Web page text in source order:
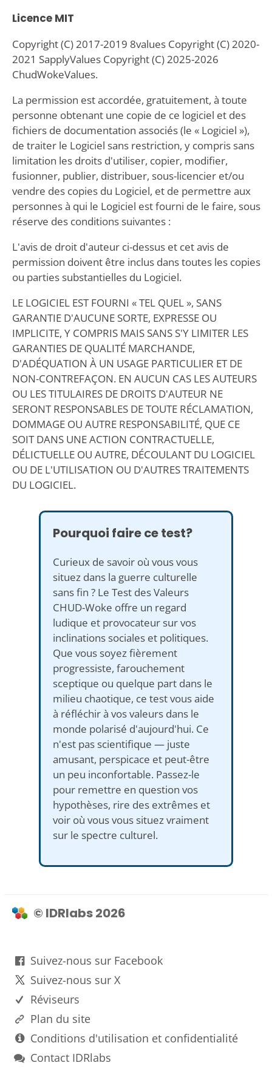
Licence MIT
Copyright (C) 2017-2019 8values Copyright (C) 2020-
2021 SapplyValues Copyright (C) 2025-2026
ChudWokeValues.
La permission est accordée, gratuitement, à toute
personne obtenant une copie de ce logiciel et des
fichiers de documentation associés (le « Logiciel »),
de traiter le Logiciel sans restriction, y compris sans
limitation les droits d'utiliser, copier, modifier,
fusionner, publier, distribuer, sous-licencier et/ou
vendre des copies du Logiciel, et de permettre aux
personnes à qui le Logiciel est fourni de le faire, sous
réserve des conditions suivantes :
L'avis de droit d'auteur ci-dessus et cet avis de
permission doivent être inclus dans toutes les copies
ou parties substantielles du Logiciel.
LE LOGICIEL EST FOURNI « TEL QUEL », SANS
GARANTIE D'AUCUNE SORTE, EXPRESSE OU
IMPLICITE, Y COMPRIS MAIS SANS S'Y LIMITER LES
GARANTIES DE QUALITÉ MARCHANDE,
D'ADÉQUATION À UN USAGE PARTICULIER ET DE
NON-CONTREFAÇON. EN AUCUN CAS LES AUTEURS
OU LES TITULAIRES DE DROITS D'AUTEUR NE
SERONT RESPONSABLES DE TOUTE RÉCLAMATION,
DOMMAGE OU AUTRE RESPONSABILITÉ, QUE CE
SOIT DANS UNE ACTION CONTRACTUELLE,
DÉLICTUELLE OU AUTRE, DÉCOULANT DU LOGICIEL
OU DE L'UTILISATION OU D'AUTRES TRAITEMENTS
DU LOGICIEL.
Pourquoi faire ce test?
Curieux de savoir où vous vous
situez dans la guerre culturelle
sans fin ? Le Test des Valeurs
CHUD-Woke offre un regard
ludique et provocateur sur vos
inclinations sociales et politiques.
Que vous soyez fièrement
progressiste, farouchement
sceptique ou quelque part dans le
milieu chaotique, ce test vous aide
à réfléchir à vos valeurs dans le
monde polarisé d'aujourd'hui. Ce
n'est pas scientifique — juste
amusant, perspicace et peut-être
un peu inconfortable. Passez-le
pour remettre en question vos
hypothèses, rire des extrêmes et
voir où vous vous situez vraiment
sur le spectre culturel.
© IDRlabs 2026
Suivez-nous sur Facebook
Suivez-nous sur X
Réviseurs
Plan du site
Conditions d'utilisation et confidentialité
Contact IDRlabs